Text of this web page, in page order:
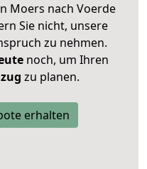
Moers nach Voerde
Sie nicht, unsere
zu nehmen.
noch, um Ihren
zu planen.
erhalten